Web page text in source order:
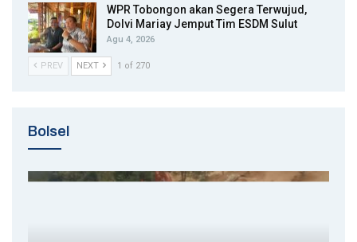
WPR Tobongon akan Segera Terwujud,
Dolvi Mariay Jemput Tim ESDM Sulut
Agu 4, 2026
PREV NEXT 1 of 270
Bolsel